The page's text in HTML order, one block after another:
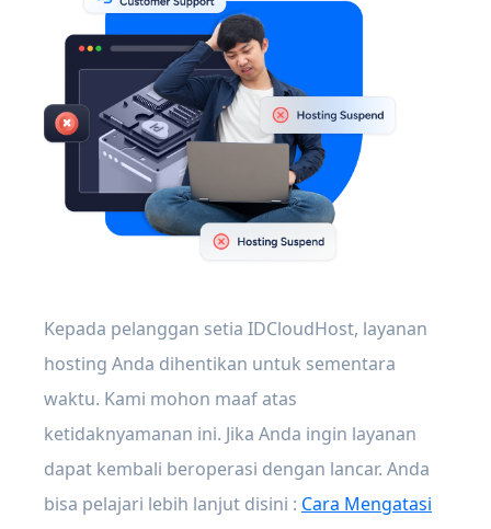
Kepada pelanggan setia IDCloudHost, layanan
hosting Anda dihentikan untuk sementara
waktu. Kami mohon maaf atas
ketidaknyamanan ini. Jika Anda ingin layanan
dapat kembali beroperasi dengan lancar. Anda
bisa pelajari lebih lanjut disini : Cara Mengatasi